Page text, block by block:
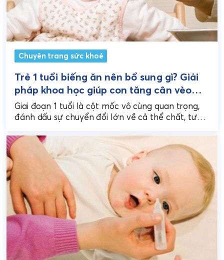
Chuyên trang sức khoẻ
Trẻ 1 tuổi biếng ăn nên bổ sung gì? Giải
pháp khoa học giúp con tăng cân vèo
vèo
Giai đoạn 1 tuổi là cột mốc vô cùng quan trọng,
đánh dấu sự chuyển đổi lớn về cả thể chất, tư